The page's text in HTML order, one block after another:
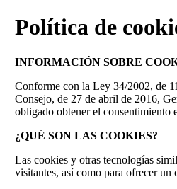
Política de
INFORMACIÓN SOBRE
Conforme con la Ley 34/2002, de
Consejo, de 27 de abril de 2016,
obligado obtener el consentimiento
¿QUÉ SON LAS COOKIES?
Las cookies y otras tecnologías
visitantes, así como para ofrecer